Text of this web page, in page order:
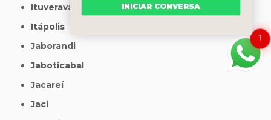
Ituverava
Itápolis
Jaborandi
Jaboticabal
Jacareí
Jaci
1
INICIAR CONVERSA